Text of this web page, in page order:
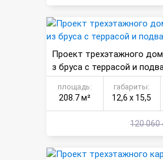
Проект трехэтажного
з бруса с террасой и
площадь:
208.7 м²
габариты:
12,6 х 15,5
120 060